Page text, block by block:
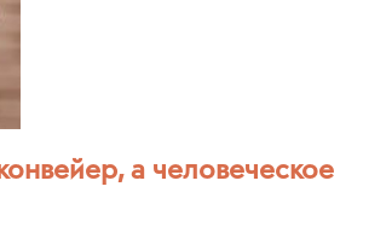
а человеческое